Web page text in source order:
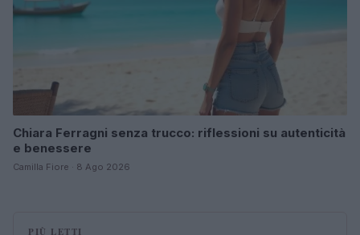
Chiara Ferragni senza trucco: riflessioni su autenticità
e benessere
Camilla Fiore · 8 Ago 2026
PIÙ LETTI